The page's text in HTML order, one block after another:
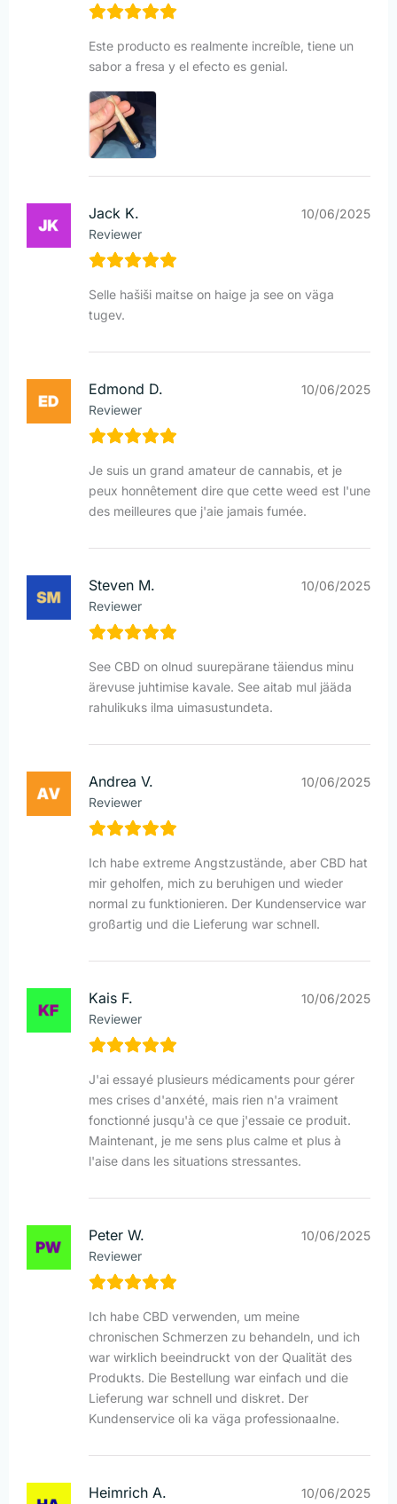
Este producto es realmente increíble, tiene un
sabor a fresa y el efecto es genial.
Jack K.
Reviewer
10/06/2025
Selle hašiši maitse on haige ja see on väga
tugev.
Edmond D.
Reviewer
10/06/2025
Je suis un grand amateur de cannabis, et je
peux honnêtement dire que cette weed est l'une
des meilleures que j'aie jamais fumée.
Steven M.
Reviewer
10/06/2025
See CBD on olnud suurepärane täiendus minu
ärevuse juhtimise kavale. See aitab mul jääda
rahulikuks ilma uimasustundeta.
Andrea V.
Reviewer
10/06/2025
Ich habe extreme Angstzustände, aber CBD hat
mir geholfen, mich zu beruhigen und wieder
normal zu funktionieren. Der Kundenservice war
großartig und die Lieferung war schnell.
Kais F.
Reviewer
10/06/2025
J'ai essayé plusieurs médicaments pour gérer
mes crises d'anxété, mais rien n'a vraiment
fonctionné jusqu'à ce que j'essaie ce produit.
Maintenant, je me sens plus calme et plus à
l'aise dans les situations stressantes.
Peter W.
Reviewer
10/06/2025
Ich habe CBD verwenden, um meine
chronischen Schmerzen zu behandeln, und ich
war wirklich beeindruckt von der Qualität des
Produkts. Die Bestellung war einfach und die
Lieferung war schnell und diskret. Der
Kundenservice oli ka väga professionaalne.
Heimrich A. 10/06/2025